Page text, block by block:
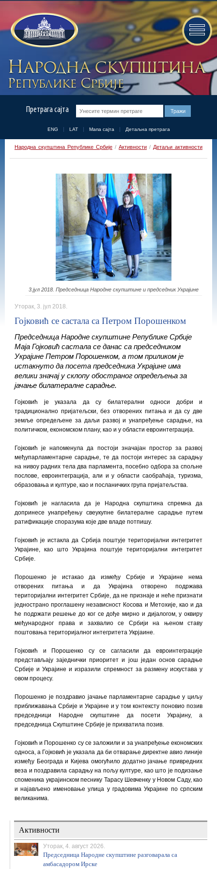
Претрага сајта
ENG LAT Мапа сајта Детаљна претрага
Народна скупштина Републике Србије / Активности / Детаљи активности
3.јул 2018. Председница Народне скупштине и председник Украјине
Уторак, 3. јул 2018.
Гојковић се састала са Петром Порошенком
Председница Народне скупштине Републике Србије
Маја Гојковић састала се данас са председником
Украјине Петром Порошенком, а том приликом је
истакнуто да посета председника Украјине има
велики значај у склопу обостраног опредељења за
јачање билатералне сарадње.
Гојковић је указала да су билатерални односи добри и
традиционално пријатељски, без отворених питања и да су две
земље опредељене за даљи развој и унапређење сарадње, на
политичком, економском плану, као и у области евроинтеграција.
Гојковић је напоменула да постоји значајан простор за развој
међупарламентарне сарадње, те да постоји интерес за сарадњу
на нивоу радних тела два парламента, посебно одбора за спољне
послове, евроинтеграција, али и у области саобраћаја, туризма,
образовања и културе, као и посланичких група пријатељства.
Гојковић је нагласила да је Народна скупштина спремна да
допринесе унапређењу свеукупне билатералне сарадње путем
ратификације споразума које две владе потпишу.
Гојковић је истакла да Србија поштује територијални интегритет
Украјине, као што Украјина поштује територијални интегритет
Србије.
Порошенко је истакао да између Србије и Украјине нема
отворених питања и да Украјина отворено подржава
територијални интегритет Србије, да не признаје и неће признати
једнострано проглашену независност Косова и Метохије, као и да
ће подржати решење до ког се дође мирно и дијалогом, у оквиру
међународног права и захвалио се Србији на њеном ставу
поштовања територијалног интегритета Укрјаине.
Гојковић и Порошенко су се сагласили да евроинтеграције
представљају заједнички приоритет и још један основ сарадње
Србије и Украјине и изразили спремност за размену искустава у
овом процесу.
Порошенко је поздравио јачање парламентарне сарадње у циљу
приближавања Србије и Украјине и у том контексту поновио позив
председници Народне скупштине да посети Украјину, а
председница Скупштине Србије је прихватила позив.
Гојковић и Порошенко су се заложили и за унапређење економских
односа, а Гојковић је указала да би отварање директне авио линије
између Београда и Кијева омогућило додатно јачање привредних
веза и поздравила сарадњу на пољу културе, као што је подизање
споменика украјинском песнику Тарасу Шевченку у Новом Саду, као
и најављено именовање улица у градовима Украјине по српским
великанима.
Активности
Уторак, 4. август 2026.
Председница Народне скупштине разговарала са
амбасадором Ирске